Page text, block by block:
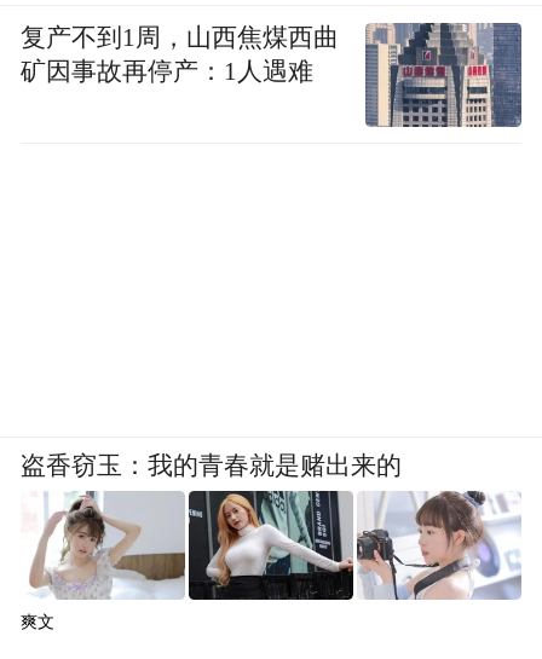
复产不到1周，山西焦煤西曲
矿因事故再停产：1人遇难
盗香窃玉：我的青春就是赌出来的
爽文